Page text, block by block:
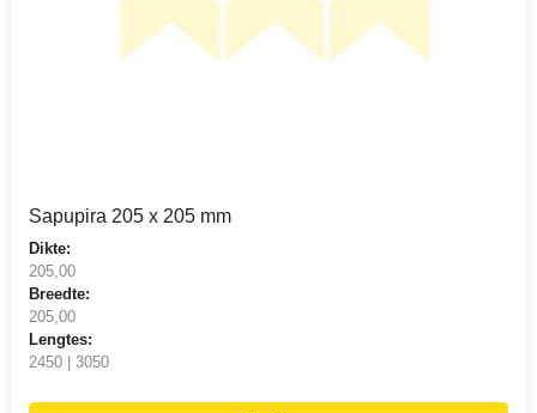
Sapupira 205 x 205 mm
Dikte:
205,00
Breedte:
205,00
Lengtes:
2450 | 3050